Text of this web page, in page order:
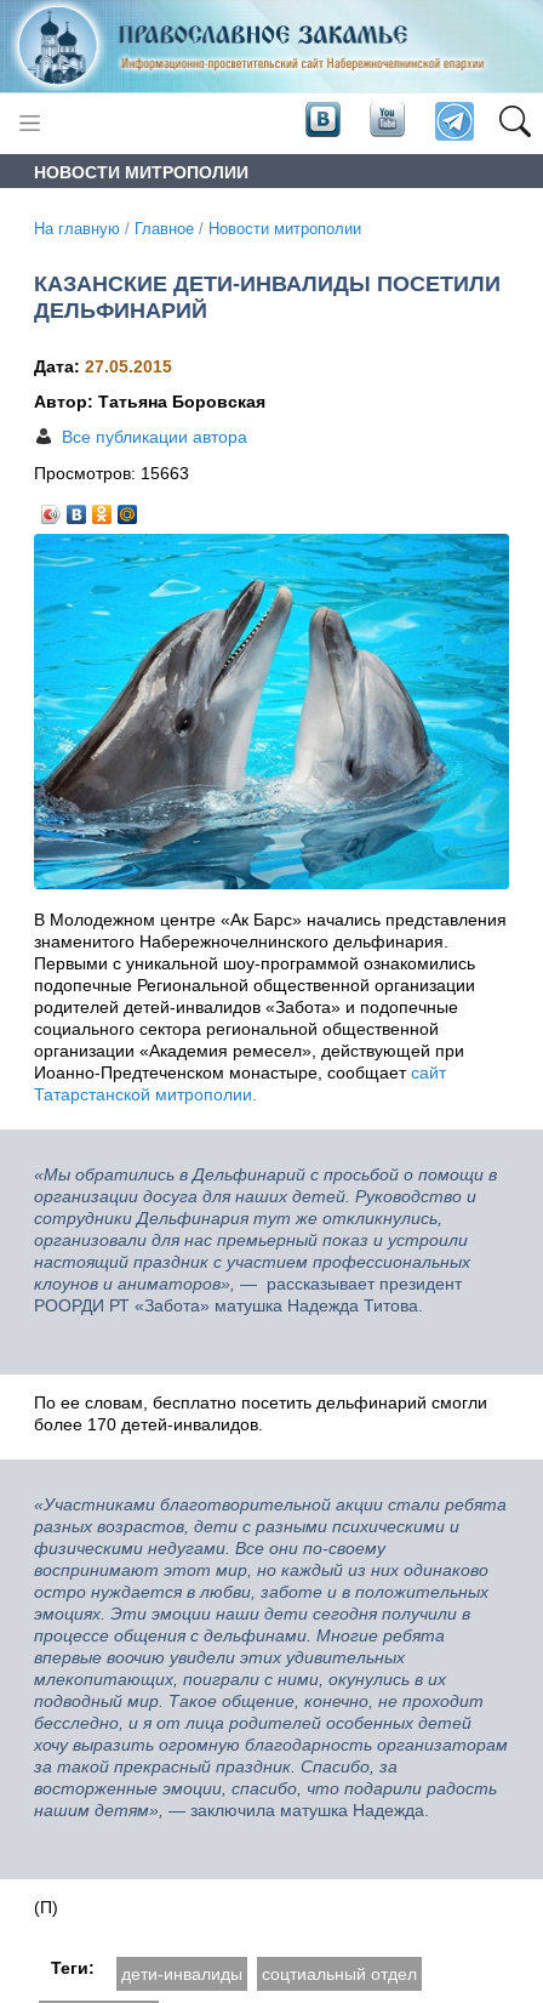
НОВОСТИ МИТРОПОЛИИ
На главную / Главное / Новости митрополии
КАЗАНСКИЕ ДЕТИ-ИНВАЛИДЫ ПОСЕТИЛИ
ДЕЛЬФИНАРИЙ
Дата: 27.05.2015
Автор: Татьяна Боровская
Все публикации автора
Просмотров: 15663
В Молодежном центре «Ак Барс» начались представления
знаменитого Набережночелнинского дельфинария.
Первыми с уникальной шоу-программой ознакомились
подопечные Региональной общественной организации
родителей детей-инвалидов «Забота» и подопечные
социального сектора региональной общественной
организации «Академия ремесел», действующей при
Иоанно-Предтеченском монастыре, сообщаетсайт
Татарстанской митрополии.
«Мы обратились в Дельфинарий с просьбой о помощи в
организации досуга для наших детей. Руководство и
сотрудники Дельфинария тут же откликнулись,
организовали для нас премьерный показ и устроили
настоящий праздник с участием профессиональных
клоунов и аниматоров», — рассказывает президент
РООРДИ РТ «Забота» матушка Надежда Титова.
По ее словам, бесплатно посетить дельфинарий смогли
более 170 детей-инвалидов.
«Участниками благотворительной акции стали ребята
разных возрастов, дети с разными психическими и
физическими недугами. Все они по-своему
воспринимают этот мир, но каждый из них одинаково
остро нуждается в любви, заботе и в положительных
эмоциях. Эти эмоции наши дети сегодня получили в
процессе общения с дельфинами. Многие ребята
впервые воочию увидели этих удивительных
млекопитающих, поиграли с ними, окунулись в их
подводный мир. Такое общение, конечно, не проходит
бесследно, и я от лица родителей особенных детей
хочу выразить огромную благодарность организаторам
за такой прекрасный праздник. Спасибо, за
восторженные эмоции, спасибо, что подарили радость
нашим детям», — заключила матушка Надежда.
(П)
Теги: дети-инвалиды соцтиальный отдел